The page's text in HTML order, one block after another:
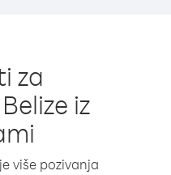
za
iz
više pozivanja